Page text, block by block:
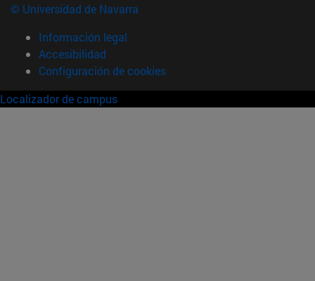
© Universidad de Navarra
Información legal
Accesibilidad
Configuración de cookies
Localizador de campus